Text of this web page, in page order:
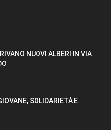
NUOVI ALBERI IN VIA
SOLIDARIETÀ E